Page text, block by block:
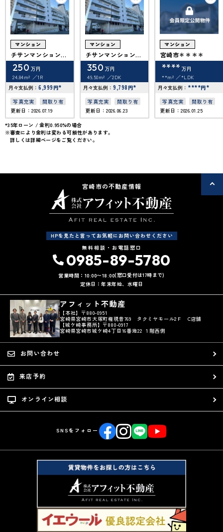
マンション
チサンマンション宮
崎大淀川畔
250 万円
24.84m²
1R
月々支払例： 6,999 円*
写真充実
間取り有
更新日：2026.07.19
マンション
チサンマンション宮
崎大淀川畔
350 万円
49.50m²
2DK
月々支払例： 9,798 円*
写真充実
間取り有
更新日：2026.06.23
マンション
宮崎市＊＊＊＊
**** 万円
**m²
*LDK
月々支払例： ****円*
写真充実
間取り有
更新日：2026.01.25
*35年ローン / 金利0.950%の場合
※審査により金利は変わる可能性があります。
詳しくは詳細ページをご覧ください。
宮崎市の不動産情報
HPを見たと言ってお気軽にお問い合わせください
無料相談・お電話窓口
0985-89-5780
営業時間：10:00〜18:00(窓口受付は17時まで)
定休日：年末年始、水曜日
アフィット不動産
【本社】〒880-0951
宮崎県宮崎市大塚町権現昔769 タクミヤモール2Ｆ C店舗
【城ケ崎事務所】〒880-0917
宮崎県宮崎市城ケ崎4丁目16番地22 １階西側
お問い合わせ
来店予約
オンライン相談
SNSをフォロー